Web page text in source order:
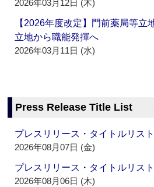
2026年03月12日 (木)
【2026年度改定】門前薬局等立
立地から職能発揮へ
2026年03月11日 (水)
Press Release Title List
プレスリリース・タイトルリス
2026年08月07日 (金)
プレスリリース・タイトルリス
2026年08月06日 (木)